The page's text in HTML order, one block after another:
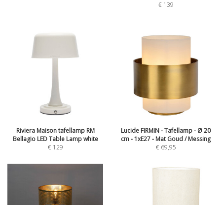
€ 139
Riviera Maison tafellamp RM
Bellagio LED Table Lamp white
€ 129
Lucide FIRMIN - Tafellamp - Ø 20
cm - 1xE27 - Mat Goud / Messing
€ 69,95